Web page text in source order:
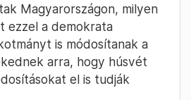
Magyarországon, milyen
ezzel a demokrata
is módosítanak a
arra, hogy húsvét
el is tudják